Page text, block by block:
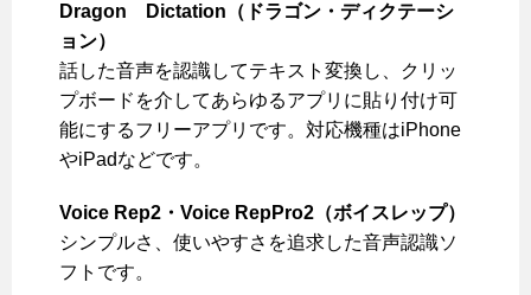
Dragon Dictation（ドラゴン・ディクテーシ
ョン）
話した音声を認識してテキスト変換し、クリッ
プボードを介してあらゆるアプリに貼り付け可
能にするフリーアプリです。対応機種はiPhone
やiPadなどです。
Voice Rep2・Voice RepPro2（ボイスレップ）
シンプルさ、使いやすさを追求した音声認識ソ
フトです。